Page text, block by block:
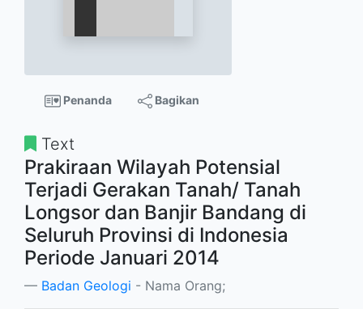
Penanda Bagikan
Text
Prakiraan Wilayah Potensial
Terjadi Gerakan Tanah/ Tanah
Longsor dan Banjir Bandang di
Seluruh Provinsi di Indonesia
Periode Januari 2014
Badan Geologi - Nama Orang;